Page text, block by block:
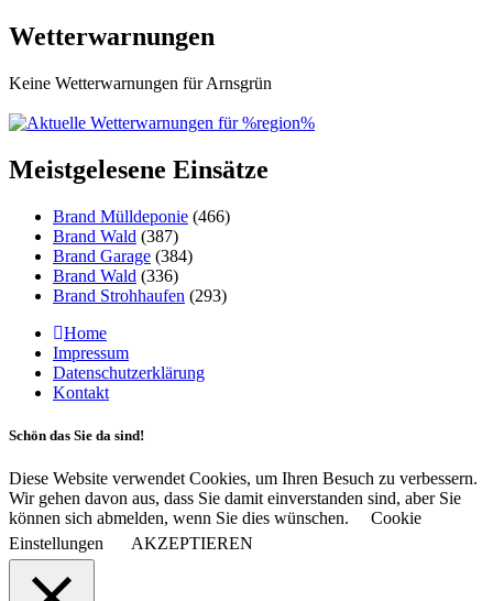
Wetterwarnungen
Keine Wetterwarnungen für Arnsgrün
Meistgelesene Einsätze
Brand Mülldeponie (466)
Brand Wald (387)
Brand Garage (384)
Brand Wald (336)
Brand Strohhaufen (293)
Home
Impressum
Datenschutzerklärung
Kontakt
Schön das Sie da sind!
Diese Website verwendet Cookies, um Ihren Besuch zu verbessern.
Wir gehen davon aus, dass Sie damit einverstanden sind, aber Sie
können sich abmelden, wenn Sie dies wünschen.
Cookie
Einstellungen
AKZEPTIEREN